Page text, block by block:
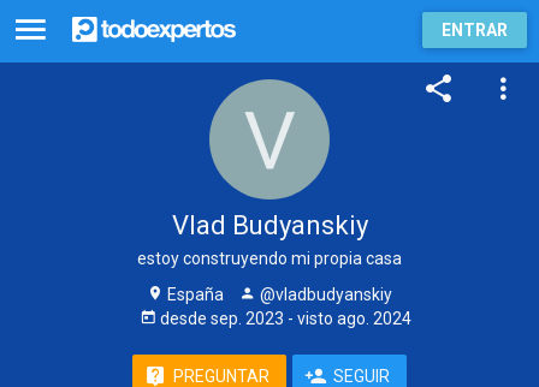
ENTRAR
Vlad Budyanskiy
estoy construyendo mi propia casa
España
@vladbudyanskiy
desde sep. 2023 - visto ago. 2024
PREGUNTAR SEGUIR